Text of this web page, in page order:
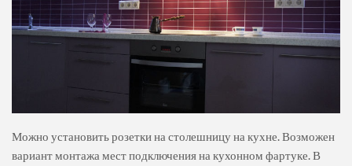
Можно установить розетки на столешницу на кухне. Возможен
вариант монтажа мест подключения на кухонном фартуке. В